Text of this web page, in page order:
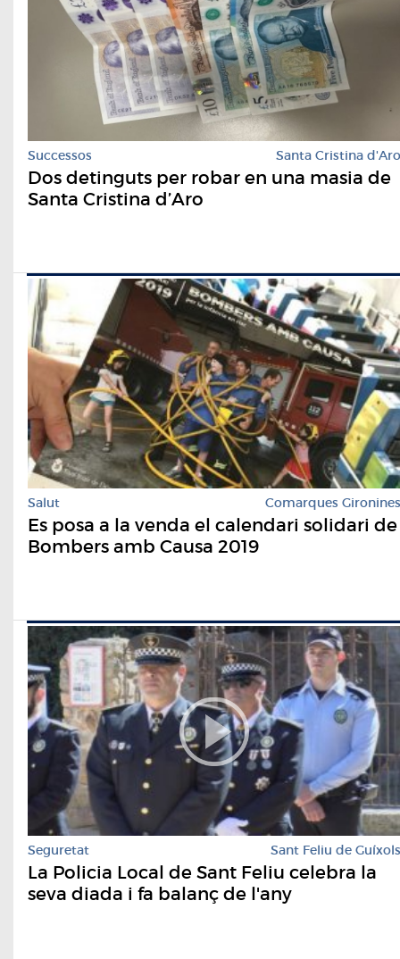
Successos Santa Cristina d'Aro
Dos detinguts per robar en una masia de
Santa Cristina d’Aro
Salut Comarques Gironines
Es posa a la venda el calendari solidari de
Bombers amb Causa 2019
Seguretat Sant Feliu de Guíxols
La Policia Local de Sant Feliu celebra la
seva diada i fa balanç de l'any